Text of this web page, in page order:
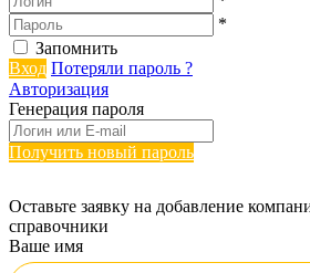
*
Запомнить
Вход Потеряли пароль ?
Авторизация
Генерация пароля
Получить новый пароль
Оставьте заявку на добавление
справочники
Ваше имя